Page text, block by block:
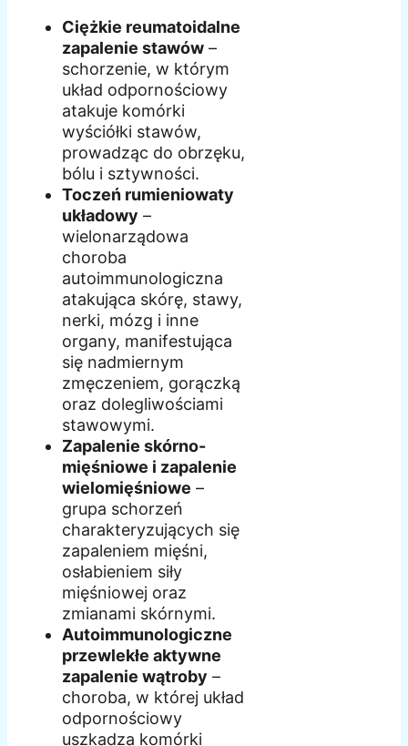
Ciężkie reumatoidalne
zapalenie stawów –
schorzenie, w którym
układ odpornościowy
atakuje komórki
wyściółki stawów,
prowadząc do obrzęku,
bólu i sztywności.
Toczeń rumieniowaty
układowy –
wielonarządowa
choroba
autoimmunologiczna
atakująca skórę, stawy,
nerki, mózg i inne
organy, manifestująca
się nadmiernym
zmęczeniem, gorączką
oraz dolegliwościami
stawowymi.
Zapalenie skórno-
mięśniowe i zapalenie
wielomięśniowe –
grupa schorzeń
charakteryzujących się
zapaleniem mięśni,
osłabieniem siły
mięśniowej oraz
zmianami skórnymi.
Autoimmunologiczne
przewlekłe aktywne
zapalenie wątroby –
choroba, w której układ
odpornościowy
uszkadza komórki